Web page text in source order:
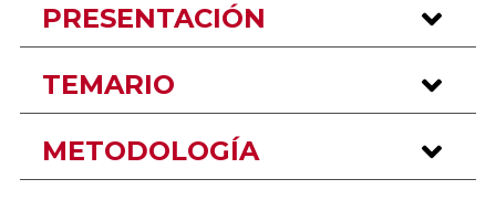
PRESENTACIÓN
TEMARIO
METODOLOGÍA